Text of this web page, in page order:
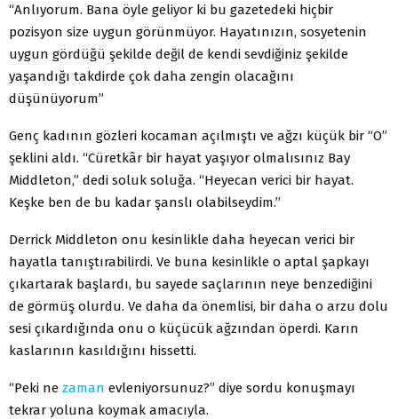
“Anlıyorum. Bana öyle geliyor ki bu gazetedeki hiçbir
pozisyon size uygun görünmüyor. Hayatınızın, sosyetenin
uygun gördüğü şekilde değil de kendi sevdiğiniz şekilde
yaşandığı takdirde çok daha zengin olacağını
düşünüyorum”
Genç kadının gözleri kocaman açılmıştı ve ağzı küçük bir “O”
şeklini aldı. “Cüretkâr bir hayat yaşıyor olmalısınız Bay
Middleton,” dedi soluk soluğa. “Heyecan verici bir hayat.
Keşke ben de bu kadar şanslı olabilseydim.”
Derrick Middleton onu kesinlikle daha heyecan verici bir
hayatla tanıştırabilirdi. Ve buna kesinlikle o aptal şapkayı
çıkartarak başlardı, bu sayede saçlarının neye benzediğini
de görmüş olurdu. Ve daha da önemlisi, bir daha o arzu dolu
sesi çıkardığında onu o küçücük ağzından öperdi. Karın
kaslarının kasıldığını hissetti.
“Peki ne zaman evleniyorsunuz?” diye sordu konuşmayı
tekrar yoluna koymak amacıyla.